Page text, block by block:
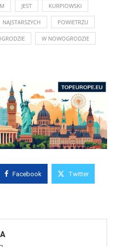
JEST KURPIOWSKI
NAJSTARSZYCH POWIETRZU
W NOWOGRODZIE
Facebook Twitter